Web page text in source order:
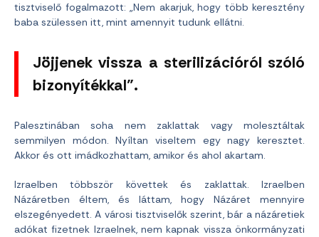
tisztviselő fogalmazott: „Nem akarjuk, hogy több keresztény
baba szülessen itt, mint amennyit tudunk ellátni.
Jöjjenek vissza a sterilizációról szóló
bizonyítékkal”.
Palesztinában soha nem zaklattak vagy molesztáltak
semmilyen módon. Nyíltan viseltem egy nagy keresztet.
Akkor és ott imádkozhattam, amikor és ahol akartam.
Izraelben többször követtek és zaklattak. Izraelben
Názáretben éltem, és láttam, hogy Názáret mennyire
elszegényedett. A városi tisztviselők szerint, bár a názáretiek
adókat fizetnek Izraelnek, nem kapnak vissza önkormányzati